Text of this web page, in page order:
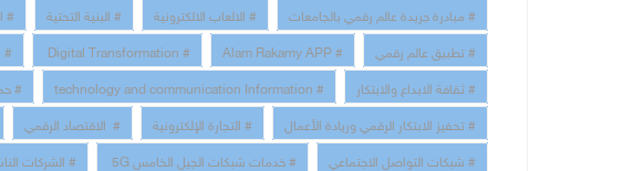
# مبادرة جريدة عالم رقمي بالجامعات
# الالعاب الالكترونية # البنية التحتية #
# تطبيق عالم رقمي
# Alam Rakamy APP
# Digital Transformation
# innovation
# ثقافة الابداع والابتكار
# technology and communication Information
#
# تحفيز الابتكار الرقمي وريادة الأعمال
# التجارة الإلكترونية # الاقتصاد الرقمي
# شبكات التواصل الاجتماعي
# خدمات شبكات الجيل الخامس 5G # الشركات